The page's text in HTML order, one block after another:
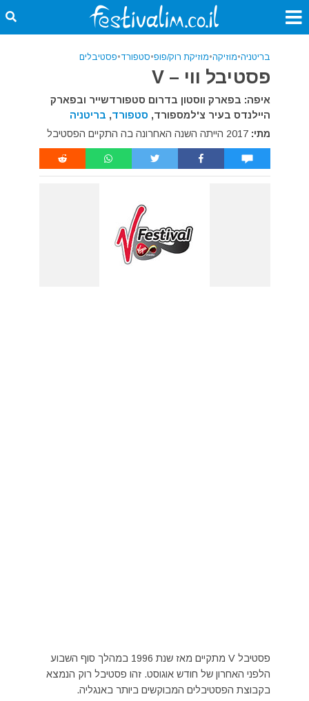
בריטניה•מוזיקה•מוזיקת רוק/פופ•סטפורד•פסטיבלים
פסטיבל ווי – V
איפה: בפארק ווסטון בדרום סטפורדשייר ובפארק
היילנדס בעיר צ'למספורד, סטפורד, בריטניה
מתי:2017 הייתה השנה האחרונה בה התקיים הפסטיבל
פסטיבל V מתקיים מאז שנת 1996 במהלך סוף השבוע
הלפני האחרון של חודש אוגוסט. זהו פסטיבל רוק הנמצא
בקבוצת הפסטיבלים המבוקשים ביותר באנגליה.